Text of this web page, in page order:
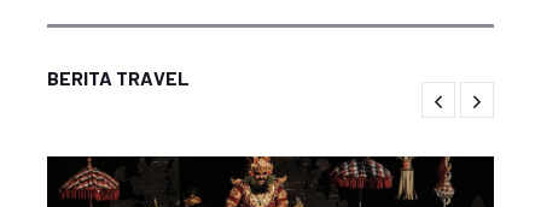
BERITA TRAVEL